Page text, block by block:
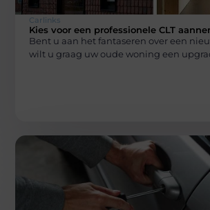
Carlinks
Kies voor een professionele CLT
Bent u aan het fantaseren over een
wilt u graag uw oude woning een